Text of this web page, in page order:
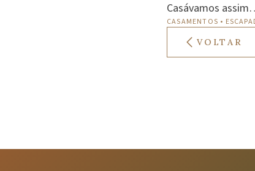
Casávamos
CASAMENTOS •
VOLTAR